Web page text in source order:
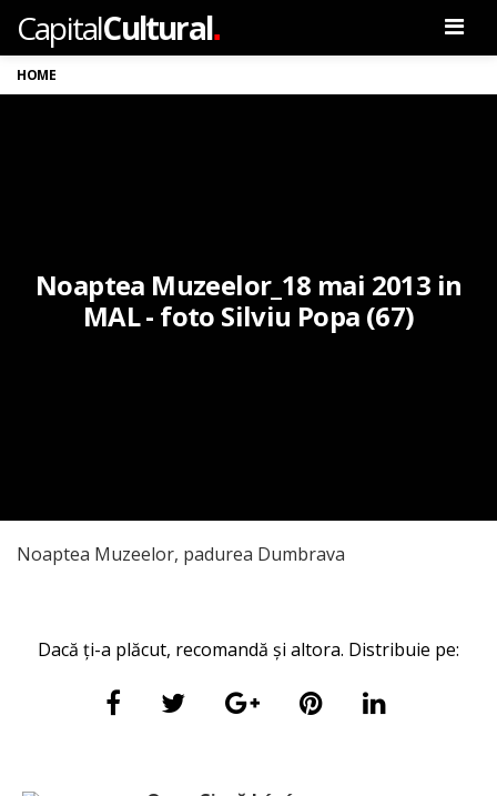
CapitalCultural.
HOME
Noaptea Muzeelor_18 mai 2013 in
MAL - foto Silviu Popa (67)
Noaptea Muzeelor, padurea Dumbrava
Dacă ți-a plăcut, recomandă și altora. Distribuie pe: